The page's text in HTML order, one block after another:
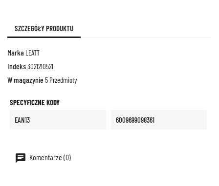
SZCZEGÓŁY PRODUKTU
Marka LEATT
Indeks3021210521
W magazynie 5 Przedmioty
SPECYFICZNE KODY
EAN13
6009699098361
Komentarze (0)